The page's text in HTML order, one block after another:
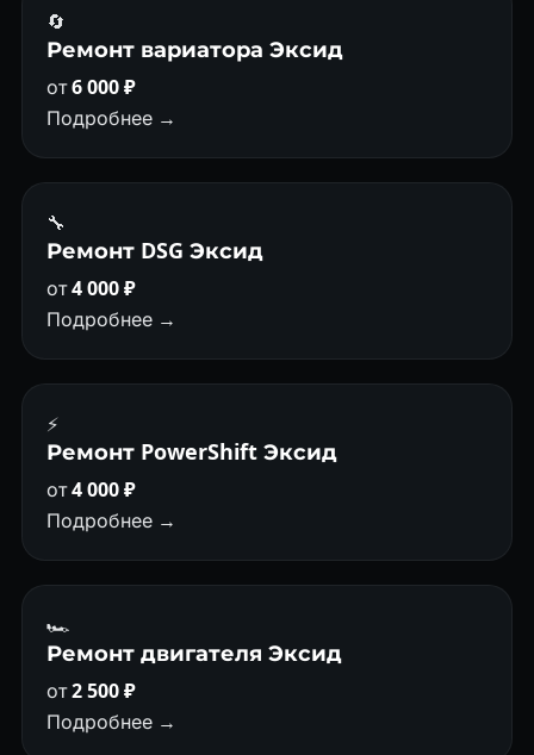
🔄
Ремонт вариатора Эксид
от6 000 ₽
Подробнее →
🔧
Ремонт DSG Эксид
от4 000 ₽
Подробнее →
⚡
Ремонт PowerShift Эксид
от4 000 ₽
Подробнее →
🏎
Ремонт двигателя Эксид
от2 500 ₽
Подробнее →